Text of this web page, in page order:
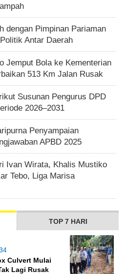
dengan Pimpinan Pariaman
Antar Daerah
Jemput Bola ke Kementerian
513 Km Jalan Rusak
Susunan Pengurus DPD
2026–2031
Penyampaian
APBD 2025
Ivan Wirata, Khalis Mustiko
Tebo, Liga Marisa
TOP 7 HARI
Culvert Mulai
Lagi Rusak